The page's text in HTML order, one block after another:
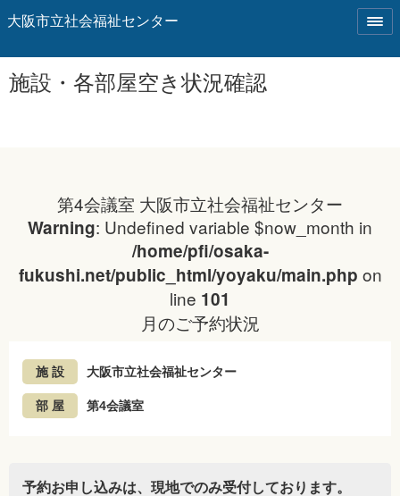
大阪市立社会福祉センター
施設・各部屋空き状況確認
第4会議室 大阪市立社会福祉センター
Warning: Undefined variable $now_month in
/home/pfi/osaka-
fukushi.net/public_html/yoyaku/main.php on
line 101
月のご予約状況
施 設 大阪市立社会福祉センター
部 屋 第4会議室
予約お申し込みは、現地でのみ受付しております。